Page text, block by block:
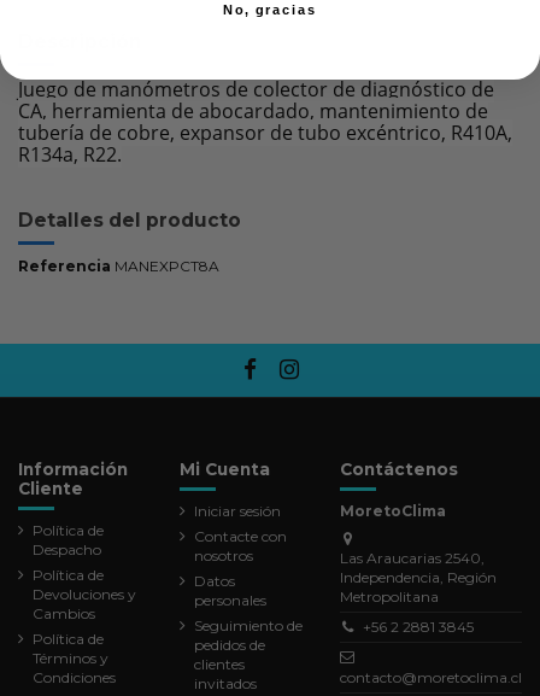
Juego de manómetros de colector de diagnóstico de
CA, herramienta de abocardado, mantenimiento de
tubería de cobre, expansor de tubo excéntrico, R410A,
R134a, R22.
Detalles del producto
Referencia MANEXPCT8A
Información
Cliente
Política de
Despacho
Política de
Devoluciones y
Cambios
Política de
Términos y
Condiciones
Mi Cuenta
Iniciar sesión
Contacte con
nosotros
Datos
personales
Seguimiento de
pedidos de
clientes
invitados
Contáctenos
MoretoClima
Las Araucarias 2540,
Independencia, Región
Metropolitana
+56 2 2881 3845
contacto@moretoclima.cl
No, gracias